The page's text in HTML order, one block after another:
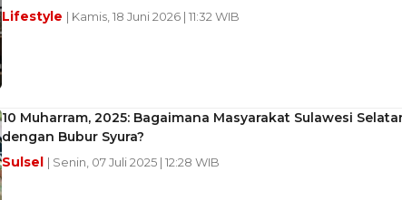
Lifestyle | Kamis, 18 Juni 2026 | 11:32 WIB
10 Muharram, 2025: Bagaimana Masyarakat Sulawesi
dengan Bubur Syura?
Sulsel | Senin, 07 Juli 2025 | 12:28 WIB